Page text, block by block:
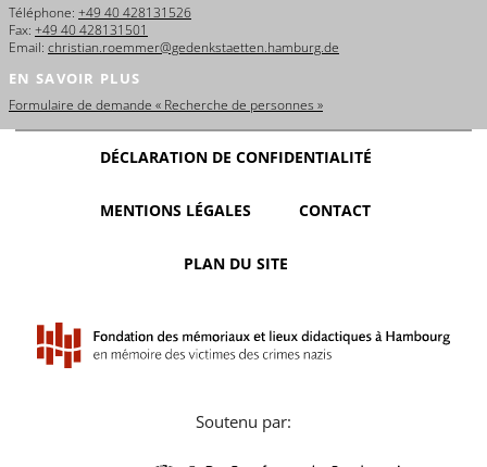
Téléphone: +49 40 428131526
Fax: +49 40 428131501
Email: christian.roemmer@gedenkstaetten.hamburg.de
EN SAVOIR PLUS
Formulaire de demande « Recherche de personnes »
DÉCLARATION DE CONFIDENTIALITÉ
MENTIONS LÉGALES CONTACT
PLAN DU SITE
Soutenu par: